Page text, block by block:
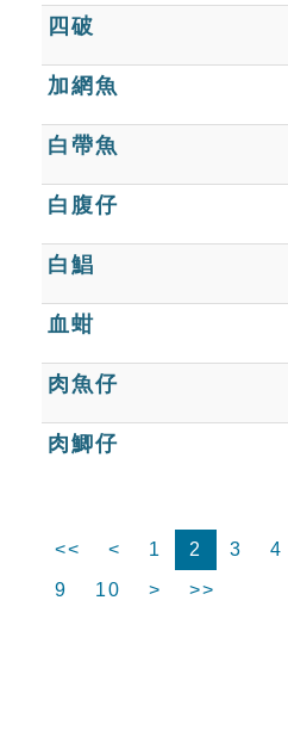
教學應用
貓頭鷹博士
四破
加網魚
白帶魚
白腹仔
白鯧
血蚶
肉魚仔
肉鯽仔
<< < 1 2 3 4
9
10 > >>